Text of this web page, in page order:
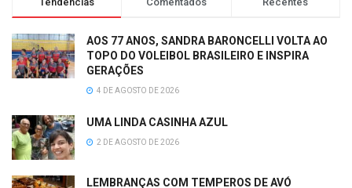
AOS 77 ANOS, SANDRA BARONCELLI VOLTA AO
TOPO DO VOLEIBOL BRASILEIRO E INSPIRA
GERAÇÕES
4 DE AGOSTO DE 2026
UMA LINDA CASINHA AZUL
2 DE AGOSTO DE 2026
LEMBRANÇAS COM TEMPEROS DE AVÓ